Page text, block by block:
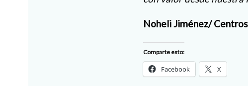
Noheli Jiménez/
Comparte esto:
Facebook X